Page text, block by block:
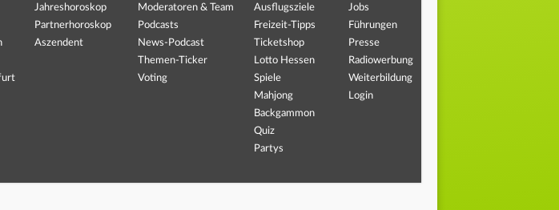
Jahreshoroskop
Partnerhoroskop
Aszendent
Moderatoren & Team
Podcasts
News-Podcast
Themen-Ticker
Voting
Ausflugsziele
Freizeit-Tipps
Ticketshop
Lotto Hessen
Spiele
Mahjong
Backgammon
Quiz
Partys
Jobs
Führungen
Presse
Radiowerbung
Weiterbildung
Login